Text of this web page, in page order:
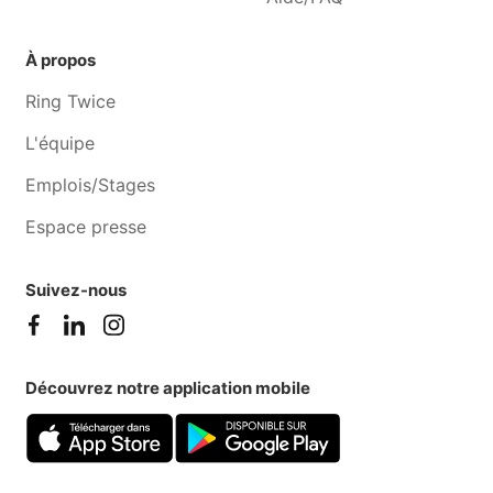
À propos
Ring Twice
L'équipe
Emplois/Stages
Espace presse
Suivez-nous
Découvrez notre application mobile